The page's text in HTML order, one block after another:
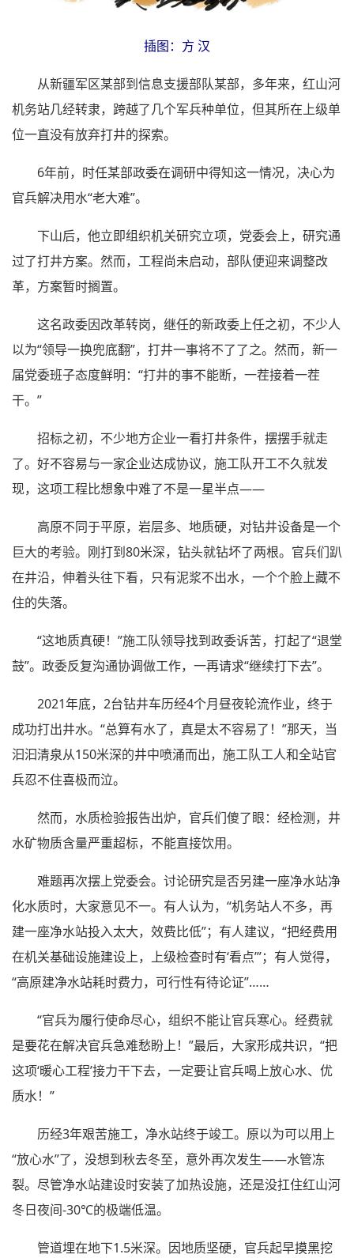
插图：方 汉
从新疆军区某部到信息支援部队某部，多年来，红山河
机务站几经转隶，跨越了几个军兵种单位，但其所在上级单
位一直没有放弃打井的探索。
6年前，时任某部政委在调研中得知这一情况，决心为
官兵解决用水“老大难”。
下山后，他立即组织机关研究立项，党委会上，研究通
过了打井方案。然而，工程尚未启动，部队便迎来调整改
革，方案暂时搁置。
这名政委因改革转岗，继任的新政委上任之初，不少人
以为“领导一换兜底翻”，打井一事将不了了之。然而，新一
届党委班子态度鲜明：“打井的事不能断，一茬接着一茬
干。”
招标之初，不少地方企业一看打井条件，摆摆手就走
了。好不容易与一家企业达成协议，施工队开工不久就发
现，这项工程比想象中难了不是一星半点——
高原不同于平原，岩层多、地质硬，对钻井设备是一个
巨大的考验。刚打到80米深，钻头就钻坏了两根。官兵们趴
在井沿，伸着头往下看，只有泥浆不出水，一个个脸上藏不
住的失落。
“这地质真硬！”施工队领导找到政委诉苦，打起了“退堂
鼓”。政委反复沟通协调做工作，一再请求“继续打下去”。
2021年底，2台钻井车历经4个月昼夜轮流作业，终于
成功打出井水。“总算有水了，真是太不容易了！”那天，当
汩汩清泉从150米深的井中喷涌而出，施工队工人和全站官
兵忍不住喜极而泣。
然而，水质检验报告出炉，官兵们傻了眼：经检测，井
水矿物质含量严重超标，不能直接饮用。
难题再次摆上党委会。讨论研究是否另建一座净水站净
化水质时，大家意见不一。有人认为，“机务站人不多，再
建一座净水站投入太大，效费比低”；有人建议，“把经费用
在机关基础设施建设上，上级检查时有‘看点’”；有人觉得，
“高原建净水站耗时费力，可行性有待论证”……
“官兵为履行使命尽心，组织不能让官兵寒心。经费就
是要花在解决官兵急难愁盼上！”最后，大家形成共识，“把
这项‘暖心工程’接力干下去，一定要让官兵喝上放心水、优
质水！”
历经3年艰苦施工，净水站终于竣工。原以为可以用上
“放心水”了，没想到秋去冬至，意外再次发生——水管冻
裂。尽管净水站建设时安装了加热设施，还是没扛住红山河
冬日夜间-30℃的极端低温。
管道埋在地下1.5米深。因地质坚硬，官兵起早摸黑挖